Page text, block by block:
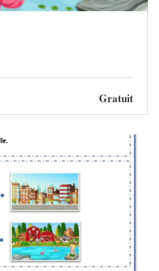
Gratuit